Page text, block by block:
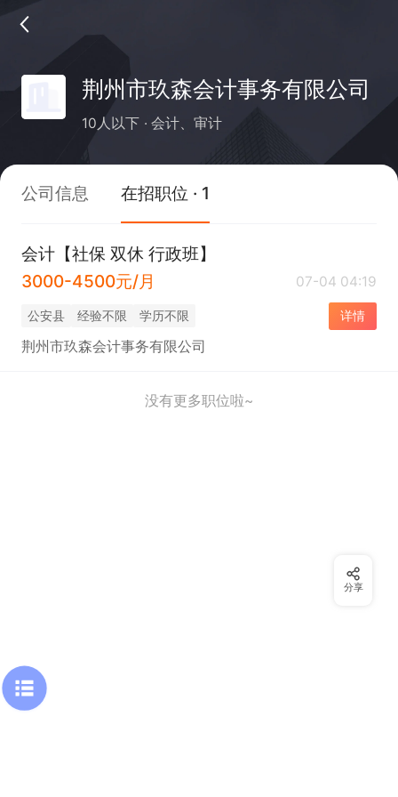
荆州市玖森会计事务有限公司
10人以下 会计、审计
公司信息 在招职位 · 1
会计【社保 双休 行政班】
3000-4500元/月
07-04 04:19
公安县 经验不限 学历不限 详情
荆州市玖森会计事务有限公司
没有更多职位啦~
分享